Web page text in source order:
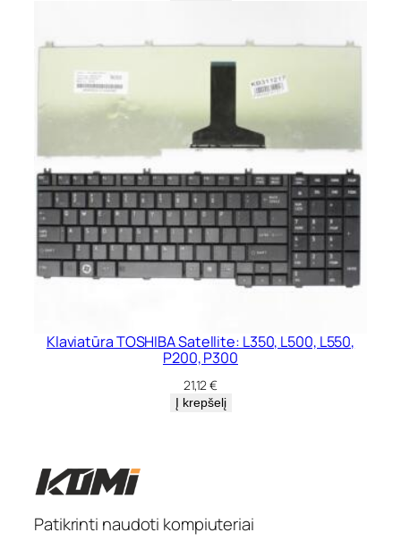
Klaviatūra TOSHIBA Satellite: L350, L500, L550,
P200, P300
21,12€
Į krepšelį
Patikrinti naudoti kompiuteriai